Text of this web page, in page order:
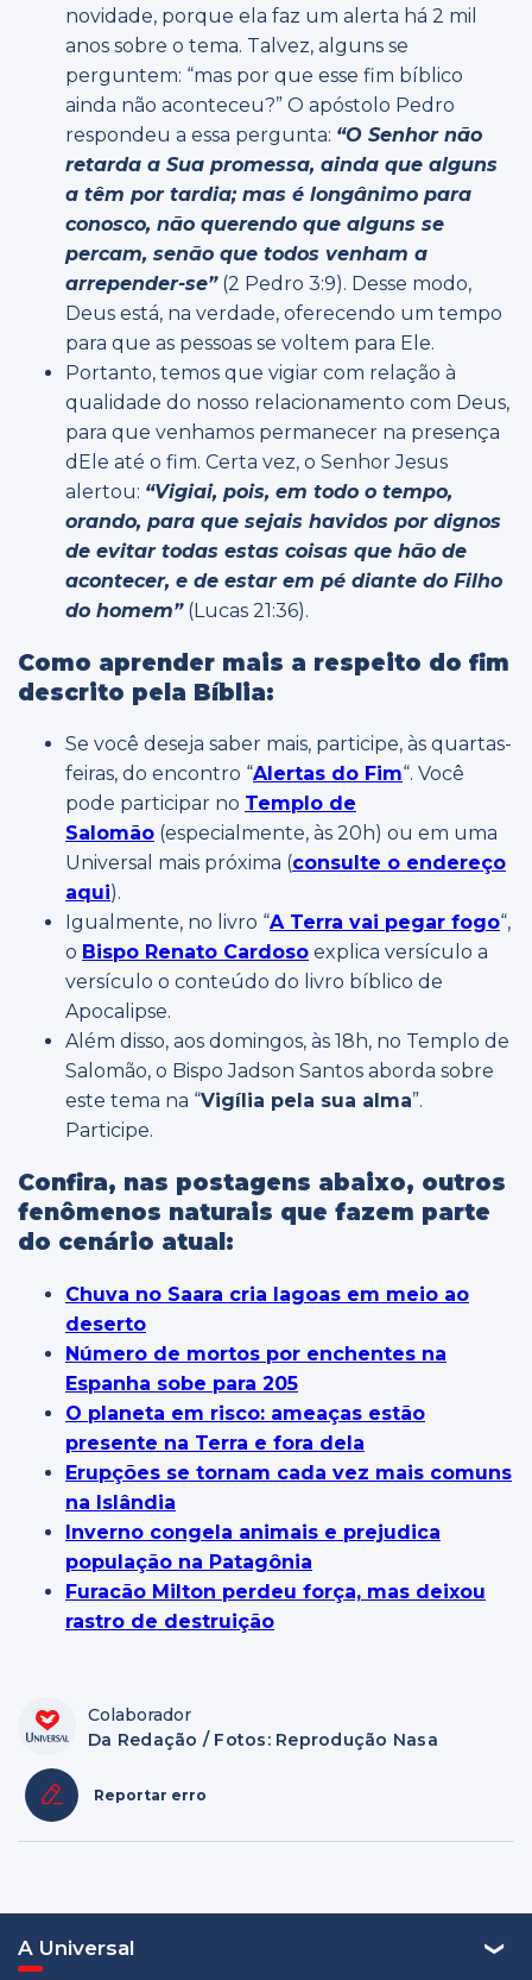
novidade, porque ela faz um alerta há 2 mil
anos sobre o tema. Talvez, alguns se
perguntem: “mas por que esse fim bíblico
ainda não aconteceu?” O apóstolo Pedro
respondeu a essa pergunta: “O Senhor não
retarda a Sua promessa, ainda que alguns
a têm por tardia; mas é longânimo para
conosco, não querendo que alguns se
percam, senão que todos venham a
arrepender-se”(2 Pedro 3:9). Desse modo,
Deus está, na verdade, oferecendo um tempo
para que as pessoas se voltem para Ele.
Portanto, temos que vigiar com relação à
qualidade do nosso relacionamento com Deus,
para que venhamos permanecer na presença
dEle até o fim. Certa vez, o Senhor Jesus
alertou: “Vigiai, pois, em todo o tempo,
orando, para que sejais havidos por dignos
de evitar todas estas coisas que hão de
acontecer, e de estar em pé diante do Filho
do homem”(Lucas 21:36).
Como aprender mais a respeito do fim
descrito pela Bíblia:
Se você deseja saber mais, participe, às quartas-
feiras, do encontro “Alertas do Fim“. Você
pode participar no Templo de
Salomão (especialmente, às 20h) ou em uma
Universal mais próxima (consulte o endereço
aqui).
Igualmente, no livro “A Terra vai pegar fogo“,
o Bispo Renato Cardoso explica versículo a
versículo o conteúdo do livro bíblico de
Apocalipse.
Além disso, aos domingos, às 18h, no Templo de
Salomão, o Bispo Jadson Santos aborda sobre
este tema na “Vigília pela sua alma”.
Participe.
Confira, nas postagens abaixo, outros
fenômenos naturais que fazem parte
do cenário atual:
Chuva no Saara cria lagoas em meio ao
deserto
Número de mortos por enchentes na
Espanha sobe para 205
O planeta em risco: ameaças estão
presente na Terra e fora dela
Erupções se tornam cada vez mais comuns
na Islândia
Inverno congela animais e prejudica
população na Patagônia
Furacão Milton perdeu força, mas deixou
rastro de destruição
Colaborador
Da Redação / Fotos: Reprodução Nasa
Reportar erro
A Universal